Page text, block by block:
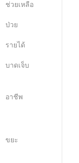
ช่วยเหลือ
ป่วย
รายได้
บาดเจ็บ
อาชีพ
ขยะ